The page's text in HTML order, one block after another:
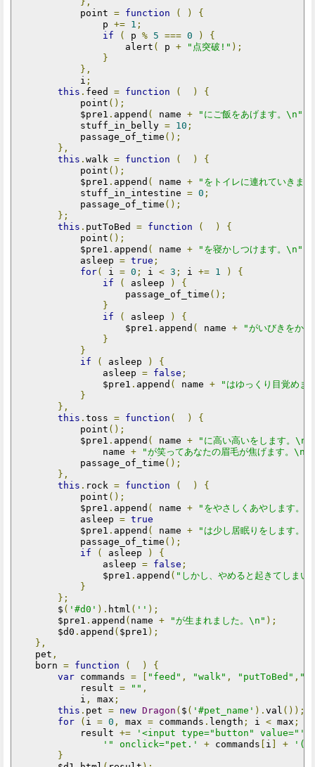
            point
= function ( )
{
                p
+= 1 ;
if
( p % 5 === 0 )
{
                    alert
( p + "点突破!" );
}
},
            i
;
this . feed = function ( )
{
            point
();
            $pre1
. append ( name + "にご飯をあげます。\n"
            stuff_in_belly
= 10 ;
            passage_of_time
();
},
this . walk = function ( )
{
            point
();
            $pre1
. append ( name +
"をトイレに連れていきま
            stuff_in_intestine
= 0 ;
            passage_of_time
();
};
this . putToBed = function ( )
{
            point
();
            $pre1
. append ( name + "を寝かしつけます。\n"
            asleep
= true ;
for( i = 0 ; i < 3 ; i += 1 )
{
if
( asleep )
{
                    passage_of_time
();
}
if
( asleep )
{
                    $pre1
. append ( name +
"がいびきをか
}
}
if
( asleep )
{
                asleep
= false ;
                $pre1
. append ( name +
"はゆっくり目覚め
}
},
this . toss = function ( )
{
            point
();
            $pre1
. append ( name +
"に高い高いをします。\n"
                name
+ "が笑ってあなたの眉毛が焦げます。\n"
            passage_of_time
();
},
this . rock = function ( )
{
            point
();
            $pre1
. append ( name +
"をやさしくあやします。
            asleep
= true
            $pre1
. append ( name +
"は少し居眠りをします。
            passage_of_time
();
if
( asleep )
{
                asleep
= false ;
                $pre1
. append ( "しかし、やめると起きてしま
}
};
        $
( '#d0' ). html ( '' );
        $pre1
. append ( name + "が生まれました。\n" );
        $d0
. append ( $pre1 );
},
    pet
,
    born
= function ( )
{
var commands = "feed" , "walk" , "putToBed" ,
            result
= "" ,
            i
, max ;
this . pet = new Dragon ( $ ( '#pet_name' ). val ());
for
( i = 0 , max = commands . length ; i < max ;
            result
+= '<input type="button" value="'
'" onclick="pet.'
+ commands i +
}